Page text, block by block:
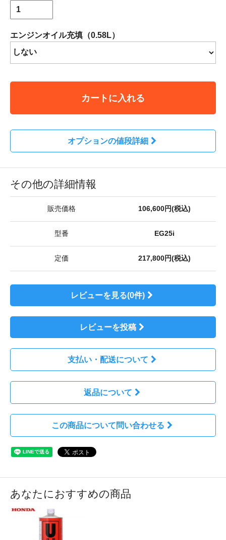
エンジンオイル充填（0.58L）
カートに入れる
オプションの値段詳細
その他の詳細情報
販売価格 106,600円(税込)
型番 EG25i
定価 217,800円(税込)
レビューを見る(0件)
レビューを投稿
支払い・配送について
返品について
この商品について問い合わせる
あなたにおすすめの商品